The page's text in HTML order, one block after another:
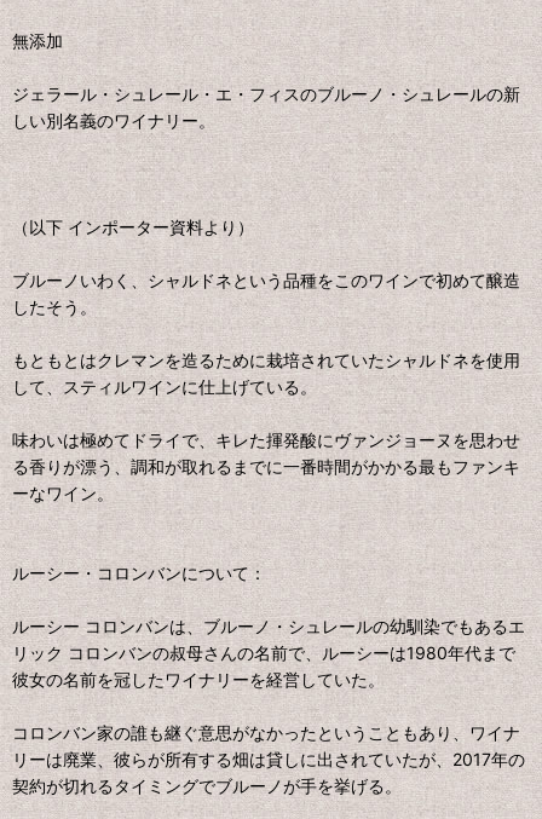
無添加
ジェラール・シュレール・エ・フィスのブルーノ・シュレールの新
しい別名義のワイナリー。
（以下 インポーター資料より）
ブルーノいわく、シャルドネという品種をこのワインで初めて醸造
したそう。
もともとはクレマンを造るために栽培されていたシャルドネを使用
して、スティルワインに仕上げている。
味わいは極めてドライで、キレた揮発酸にヴァンジョーヌを思わせ
る香りが漂う、調和が取れるまでに一番時間がかかる最もファンキ
ーなワイン。
ルーシー・コロンバンについて：
ルーシー コロンバンは、ブルーノ・シュレールの幼馴染でもあるエ
リック コロンバンの叔母さんの名前で、ルーシーは1980年代まで
彼女の名前を冠したワイナリーを経営していた。
コロンバン家の誰も継ぐ意思がなかったということもあり、ワイナ
リーは廃業、彼らが所有する畑は貸しに出されていたが、2017年の
契約が切れるタイミングでブルーノが手を挙げる。